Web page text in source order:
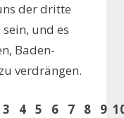
der dritte
und es
Baden-
verdrängen.
3 4 5 6 7 8 9